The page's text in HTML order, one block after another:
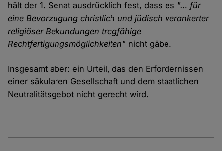
hält der 1. Senat ausdrücklich fest, dass es "… für
eine Bevorzugung christlich und jüdisch verankerter
religiöser Bekundungen tragfähige
Rechtfertigungsmöglichkeiten" nicht gäbe.
Insgesamt aber: ein Urteil, das den Erfordernissen
einer säkularen Gesellschaft und dem staatlichen
Neutralitätsgebot nicht gerecht wird.